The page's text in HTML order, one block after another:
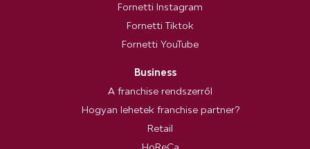
Fornetti Instagram
Fornetti Tiktok
Fornetti YouTube
Business
A franchise rendszerről
Hogyan lehetek franchise partner?
Retail